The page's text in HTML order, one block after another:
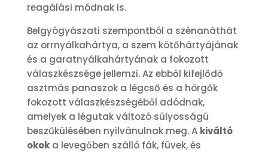
reagálási módnak is.
Belgyógyászati szempontból a szénanáthát
az orrnyálkahártya, a szem kötőhártyájának
és a garatnyálkahártyának a fokozott
válaszkészsége jellemzi. Az ebből kifejlődő
asztmás panaszok a légcső és a hörgők
fokozott válaszkészségéből adódnak,
amelyek a légutak változó súlyosságú
beszűkülésében nyilvánulnak meg. A kiváltó
okoka levegőben szálló fák, füvek, és